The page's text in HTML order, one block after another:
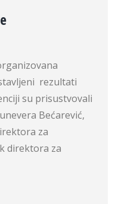
rezultati
su prisustvovali
Bećarević,
za
direktora za